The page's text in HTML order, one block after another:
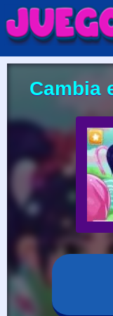
Cambia